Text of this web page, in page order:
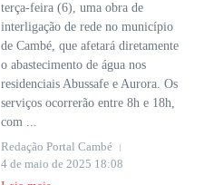
terça-feira (6), uma obra de
interligação de rede no município
de Cambé, que afetará diretamente
o abastecimento de água nos
residenciais Abussafe e Aurora. Os
serviços ocorrerão entre 8h e 18h,
com ...
Redação Portal Cambé
4 de maio de 2025 18:08